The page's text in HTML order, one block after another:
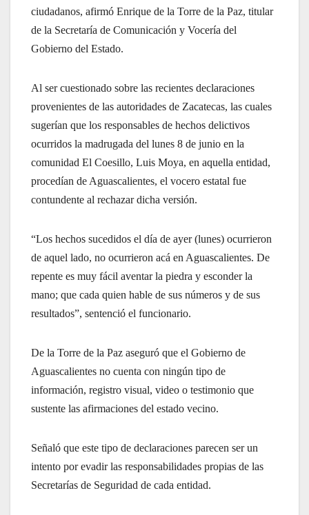
ciudadanos, afirmó Enrique de la Torre de la Paz, titular
de la Secretaría de Comunicación y Vocería del
Gobierno del Estado.
Al ser cuestionado sobre las recientes declaraciones
provenientes de las autoridades de Zacatecas, las cuales
sugerían que los responsables de hechos delictivos
ocurridos la madrugada del lunes 8 de junio en la
comunidad El Coesillo, Luis Moya, en aquella entidad,
procedían de Aguascalientes, el vocero estatal fue
contundente al rechazar dicha versión.
“Los hechos sucedidos el día de ayer (lunes) ocurrieron
de aquel lado, no ocurrieron acá en Aguascalientes. De
repente es muy fácil aventar la piedra y esconder la
mano; que cada quien hable de sus números y de sus
resultados”, sentenció el funcionario.
De la Torre de la Paz aseguró que el Gobierno de
Aguascalientes no cuenta con ningún tipo de
información, registro visual, video o testimonio que
sustente las afirmaciones del estado vecino.
Señaló que este tipo de declaraciones parecen ser un
intento por evadir las responsabilidades propias de las
Secretarías de Seguridad de cada entidad.